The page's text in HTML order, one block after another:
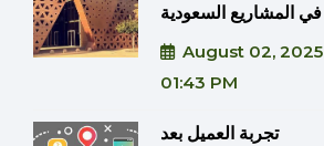
في المشاريع السعودية
August 02, 2025
01:43 PM
تجربة العميل بعد